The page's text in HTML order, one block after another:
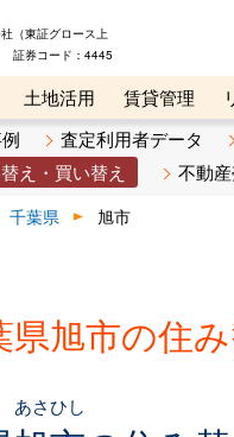
（東証グロース上
証券コード：4445
土地活用 賃貸管理
座 リビンマガジンBiz
査定利用者データ
え・買い替え 不動
千葉県 旭市
県旭市の住
あさひし